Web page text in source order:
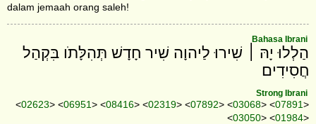
dalam jemaah orang saleh!
Bahasa Ibrani
הַלְלוּ יָהּ ׀ שִׁירוּ לַיהוָה שִׁיר חָדָשׁ תְּהִלָּתֹו בִּקְהַל
חֲסִידִים׃
Strong Ibrani
<02623> <06951> <08416> <02319> <07892> <03068> <07891>
<03050> <01984>